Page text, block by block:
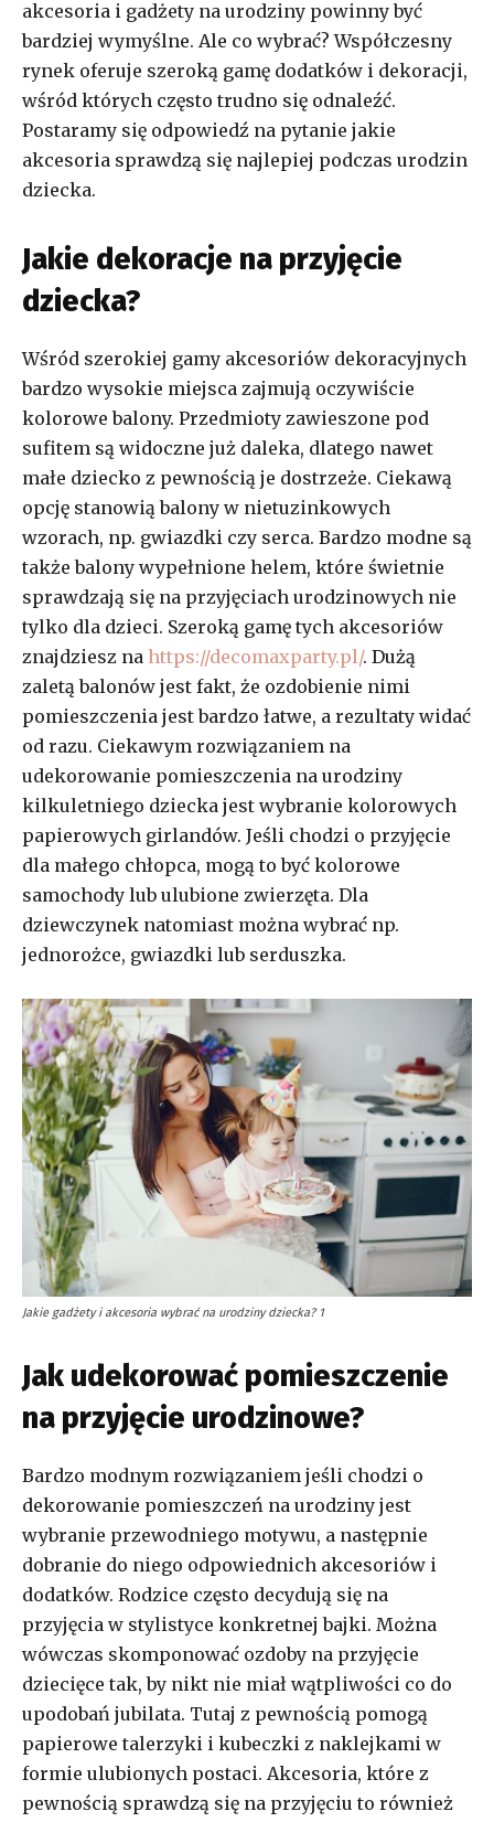
akcesoria i gadżety na urodziny powinny być
bardziej wymyślne. Ale co wybrać? Współczesny
rynek oferuje szeroką gamę dodatków i dekoracji,
wśród których często trudno się odnaleźć.
Postaramy się odpowiedź na pytanie jakie
akcesoria sprawdzą się najlepiej podczas urodzin
dziecka.
Jakie dekoracje na przyjęcie
dziecka?
Wśród szerokiej gamy akcesoriów dekoracyjnych
bardzo wysokie miejsca zajmują oczywiście
kolorowe balony. Przedmioty zawieszone pod
sufitem są widoczne już daleka, dlatego nawet
małe dziecko z pewnością je dostrzeże. Ciekawą
opcję stanowią balony w nietuzinkowych
wzorach, np. gwiazdki czy serca. Bardzo modne są
także balony wypełnione helem, które świetnie
sprawdzają się na przyjęciach urodzinowych nie
tylko dla dzieci. Szeroką gamę tych akcesoriów
znajdziesz na https://decomaxparty.pl/. Dużą
zaletą balonów jest fakt, że ozdobienie nimi
pomieszczenia jest bardzo łatwe, a rezultaty widać
od razu. Ciekawym rozwiązaniem na
udekorowanie pomieszczenia na urodziny
kilkuletniego dziecka jest wybranie kolorowych
papierowych girlandów. Jeśli chodzi o przyjęcie
dla małego chłopca, mogą to być kolorowe
samochody lub ulubione zwierzęta. Dla
dziewczynek natomiast można wybrać np.
jednorożce, gwiazdki lub serduszka.
Jakie gadżety i akcesoria wybrać na urodziny dziecka? 1
Jak udekorować pomieszczenie
na przyjęcie urodzinowe?
Bardzo modnym rozwiązaniem jeśli chodzi o
dekorowanie pomieszczeń na urodziny jest
wybranie przewodniego motywu, a następnie
dobranie do niego odpowiednich akcesoriów i
dodatków. Rodzice często decydują się na
przyjęcia w stylistyce konkretnej bajki. Można
wówczas skomponować ozdoby na przyjęcie
dziecięce tak, by nikt nie miał wątpliwości co do
upodobań jubilata. Tutaj z pewnością pomogą
papierowe talerzyki i kubeczki z naklejkami w
formie ulubionych postaci. Akcesoria, które z
pewnością sprawdzą się na przyjęciu to również